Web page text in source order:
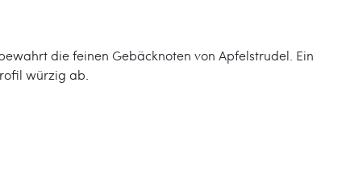
die feinen Gebäcknoten von Apfelstrudel. Ein
würzig ab.